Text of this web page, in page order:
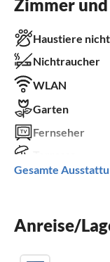
Zimmer
Haustiere
Nichtraucher
WLAN
Garten
Fernseher
Spülmaschine
Kinderbett
Gesamte
Anreise/